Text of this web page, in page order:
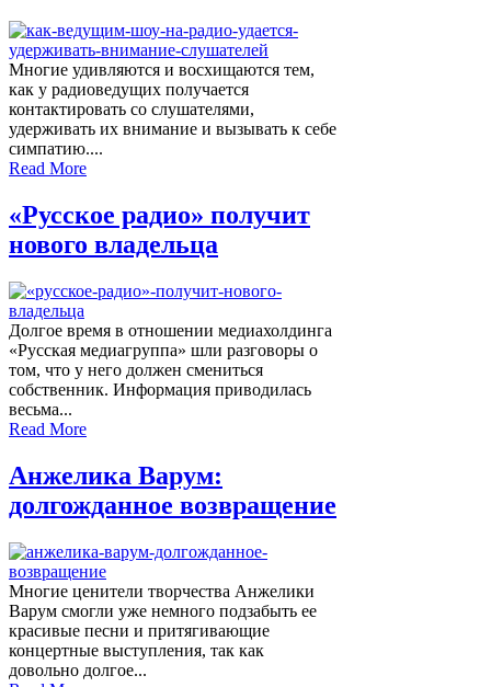
Многие удивляются и восхищаются тем,
как у радиоведущих получается
контактировать со слушателями,
удерживать их внимание и вызывать к себе
симпатию....
Read More
«Русское радио» получит
нового владельца
Долгое время в отношении медиахолдинга
«Русская медиагруппа» шли разговоры о
том, что у него должен смениться
собственник. Информация приводилась
весьма...
Read More
Анжелика Варум:
долгожданное возвращение
Многие ценители творчества Анжелики
Варум смогли уже немного подзабыть ее
красивые песни и притягивающие
концертные выступления, так как
довольно долгое...